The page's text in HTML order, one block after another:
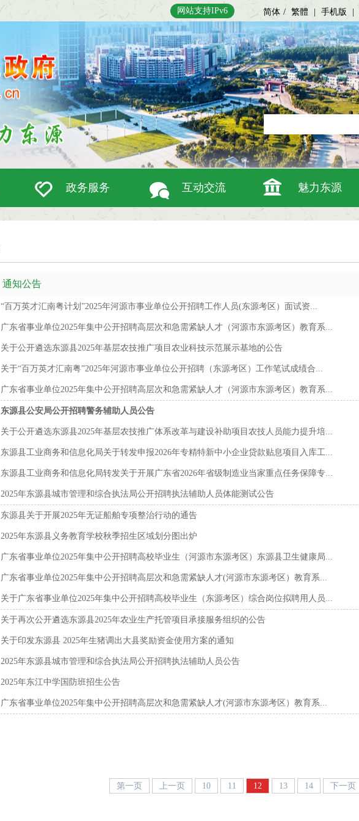
网站支持IPv6 简体 / 繁體 手机版
政务服务 互动交流 魅力东源
通知公告
“百万英才汇南粤计划”2025年河源市事业单位公开招聘工作人员(东源考区）面试资...
广东省事业单位2025年集中公开招聘高层次和急需紧缺人才（河源市东源考区）教育系...
关于公开遴选东源县2025年基层农技推广项目农业科技示范展示基地的公告
关于“百万英才汇南粤”2025年河源市事业单位公开招聘（东源考区）工作笔试成绩合...
广东省事业单位2025年集中公开招聘高层次和急需紧缺人才（河源市东源考区）教育系...
东源县公安局公开招聘警务辅助人员公告
关于公开遴选东源县2025年基层农技推广体系改革与建设补助项目农技人员能力提升培...
东源县工业商务和信息化局关于转发申报2026年专精特新中小企业贷款贴息项目入库工...
东源县工业商务和信息化局转发关于开展广东省2026年省级制造业当家重点任务保障专...
2025年东源县城市管理和综合执法局公开招聘执法辅助人员体能测试公告
东源县关于开展2025年无证船舶专项整治行动的通告
2025年东源县义务教育学校秋季招生区域划分图出炉
广东省事业单位2025年集中公开招聘高校毕业生（河源市东源考区）东源县卫生健康局...
广东省事业单位2025年集中公开招聘高层次和急需紧缺人才(河源市东源考区）教育系...
关于广东省事业单位2025年集中公开招聘高校毕业生（东源考区）综合岗位拟聘用人员...
关于再次公开遴选东源县2025年农业生产托管项目承接服务组织的公告
关于印发东源县 2025年生猪调出大县奖励资金使用方案的通知
2025年东源县城市管理和综合执法局公开招聘执法辅助人员公告
2025年东江中学国防班招生公告
广东省事业单位2025年集中公开招聘高层次和急需紧缺人才(河源市东源考区）教育系...
第一页 上一页 10 11 12 13 14 下一页